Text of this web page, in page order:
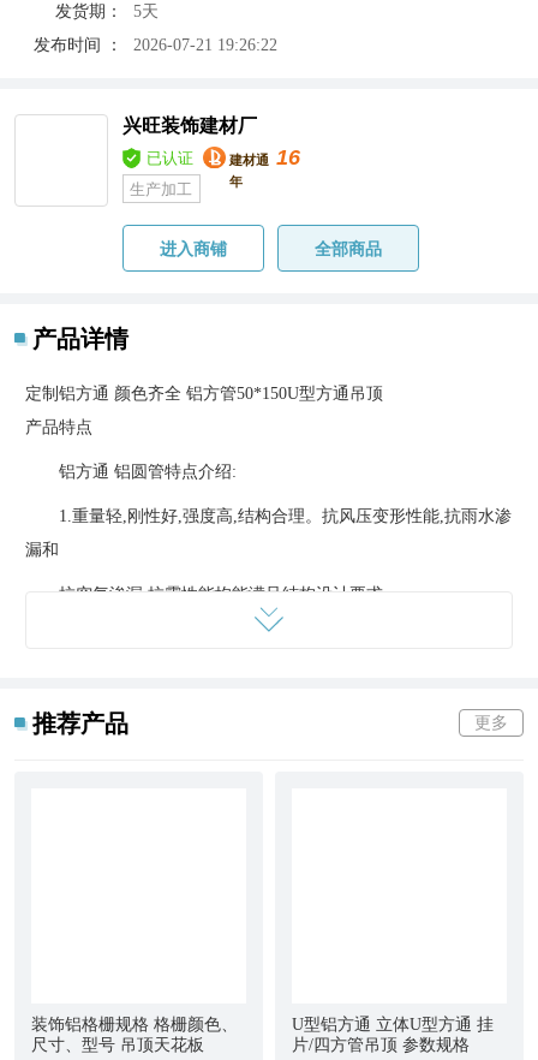
发货期：
5天
发布时间 ：
2026-07-21 19:26:22
兴旺装饰建材厂
已认证 建材通 16
年
生产加工
进入商铺 全部商品
产品详情
定制铝方通 颜色齐全 铝方管50*150U型方通吊顶
产品特点
铝方通 铝圆管特点介绍:
1.重量轻,刚性好,强度高,结构合理。抗风压变形性能,抗雨水渗
漏和
抗空气渗漏,抗震性能均能满足结构设计要求。
2,色彩选择范围广,装饰效果好
4,防火性能好,耐腐蚀性能优良
种标准颜色,能组合出各式各样装饰风格,塑造出不同的视觉效果；
推荐产品 更多
装饰铝格栅规格 格栅颜色、
尺寸、型号 吊顶天花板
U型铝方通 立体U型方通 挂
片/四方管吊顶 参数规格